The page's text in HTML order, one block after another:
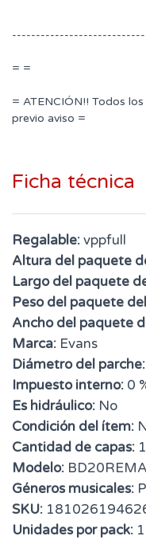
= =
= ATENCIÓN!! Todos
previo aviso =
Ficha técnica
Regalable:vppfull
Altura del paquete
Largo del paquete
Peso del paquete
Ancho del paquete
Marca: Evans
Diámetro del parche:
Impuesto interno: 0
Es hidráulico: No
Condición del ítem:
Cantidad de capas: 1
Modelo:
Géneros musicales:
SKU:
Unidades por pack: 1